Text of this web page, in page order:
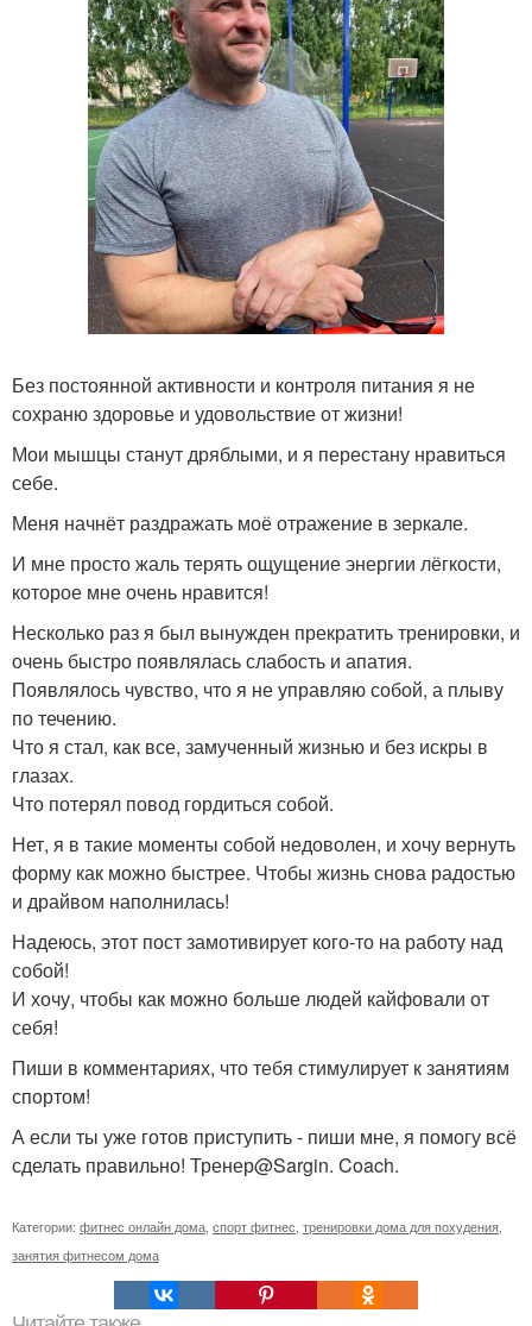
Без постоянной активности и контроля питания я не
сохраню здоровье и удовольствие от жизни!
Мои мышцы станут дряблыми, и я перестану нравиться
себе.
Меня начнёт раздражать моё отражение в зеркале.
И мне просто жаль терять ощущение энергии лёгкости,
которое мне очень нравится!
Несколько раз я был вынужден прекратить тренировки, и
очень быстро появлялась слабость и апатия.
Появлялось чувство, что я не управляю собой, а плыву
по течению.
Что я стал, как все, замученный жизнью и без искры в
глазах.
Что потерял повод гордиться собой.
Нет, я в такие моменты собой недоволен, и хочу вернуть
форму как можно быстрее. Чтобы жизнь снова радостью
и драйвом наполнилась!
Надеюсь, этот пост замотивирует кого-то на работу над
собой!
И хочу, чтобы как можно больше людей кайфовали от
себя!
Пиши в комментариях, что тебя стимулирует к занятиям
спортом!
А если ты уже готов приступить - пиши мне, я помогу всё
сделать правильно! Тренер@Sargin. Coach.
Категории: фитнес онлайн дома спорт фитнес тренировки дома для похудения
занятия фитнесом дома